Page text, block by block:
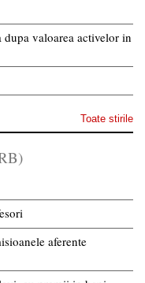
valoarea activelor in
Toate stirile
aferente